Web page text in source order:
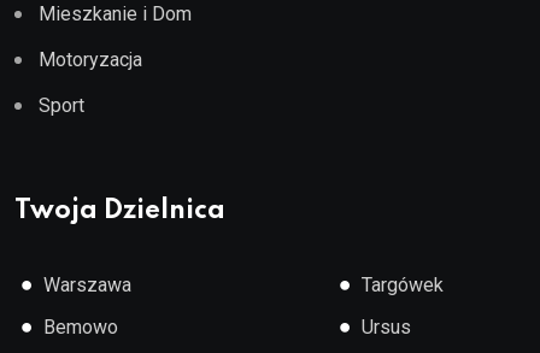
Mieszkanie i Dom
Motoryzacja
Sport
Twoja Dzielnica
● Warszawa
● Bemowo
● Targówek
● Ursus